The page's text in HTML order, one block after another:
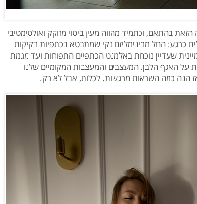
בהתאם, וכתמיד מהווה מעין ביטוי מזוקק ואולטימטיבי
כרגע: החל ממינימליזם נקי שמתבטא בכתפיות דקיקות
שעדיין נוכחת באלמנט הכתפיים התפוחות ועד מגמת
האגף הלבן. המעצבים והמעצבות המקומיים שלנו
הנה כמה השראות מרגשות. לכלות, אבל לא רק.